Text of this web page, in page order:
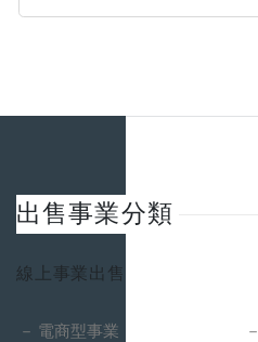
出售事業分類
線上事業出售
電商型事業